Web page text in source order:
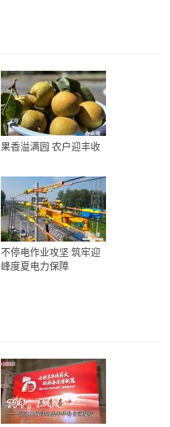
果香溢满园 农户迎丰收
不停电作业攻坚 筑牢迎
峰度夏电力保障